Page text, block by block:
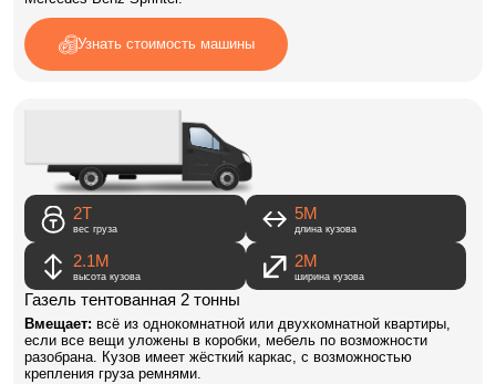
Узнать стоимость машины
2Т
вес груза
5M
длина кузова
2.1М
высота кузова
2М
ширина кузова
Газель тентованная 2 тонны
Вмещает: всё из однокомнатной или двухкомнатной квартиры,
если все вещи уложены в коробки, мебель по возможности
разобрана. Кузов имеет жёсткий каркас, с возможностью
крепления груза ремнями.